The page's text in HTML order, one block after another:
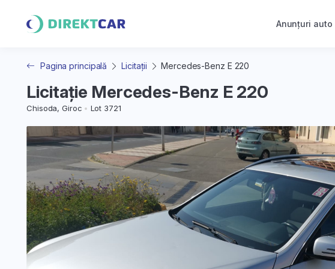
Anunțuri auto
Pagina principală Licitații Mercedes-Benz E 220
Licitație Mercedes-Benz E 220
Chisoda, Giroc Lot 3721